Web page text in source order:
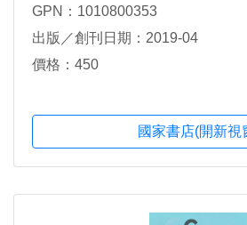
GPN：1010800353
出版／創刊日期：2019-04
價格：450
國家書店(開新視